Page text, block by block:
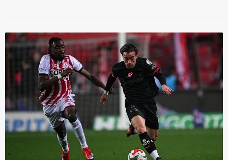
6698 sayılı Kişisel Verilerin Korunması Kanunu uyarınca
hazırlanmış Aydınlatma Metnimizi okumak ve sitemizde
ilgili mevzuata uygun olarak kullanılan çerezlerle ilgili bilgi
almak için lütfentıklayınız